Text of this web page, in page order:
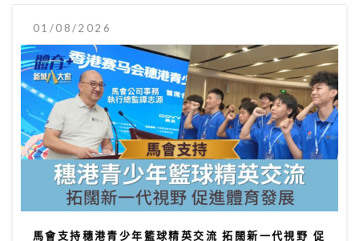
01/08/2026
馬會支持穗港青少年籃球精英交流 拓闊新一代視野 促